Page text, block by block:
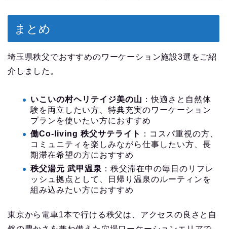
まとめ
埼玉県秩父でおすすめのワーケーション施設3選をご紹
介しました。
いこいの村ヘリテイジ美の山 ：快適さと自然体
験を両立したい方、特典充実のワーケーション
プランを使いたい方におすすめ
働Co-living 秩父サテライト
：コスパ重視の方、
コミュニティを楽しみながら仕事したい方、長
期滞在希望の方におすすめ
秩父湯元 武甲温泉 ：秩父滞在中の毎日のリフレ
ッシュ拠点として、日帰り温泉のルーティンを
組み込みたい方におすすめ
東京から電車1本で行ける秩父は、アクセスの良さと自